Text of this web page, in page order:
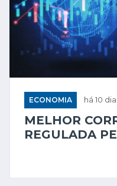
ECONOMIA há 10
MELHOR
REGULADA